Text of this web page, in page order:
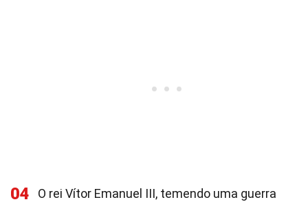
04
O rei Vítor Emanuel III, temendo uma guerra